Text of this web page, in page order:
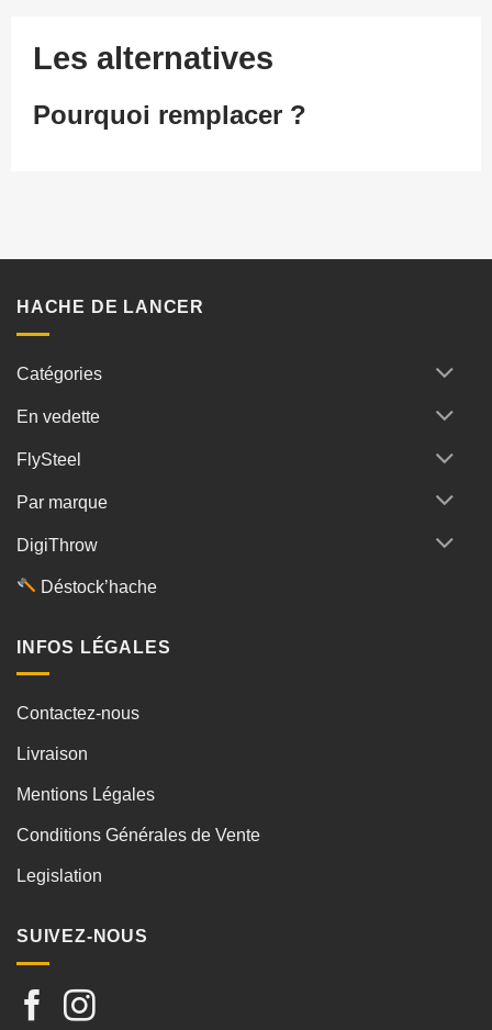
Les alternatives
Pourquoi remplacer ?
HACHE DE LANCER
Catégories
En vedette
FlySteel
Par marque
DigiThrow
Déstock’hache
INFOS LÉGALES
Contactez-nous
Livraison
Mentions Légales
Conditions Générales de Vente
Legislation
SUIVEZ-NOUS